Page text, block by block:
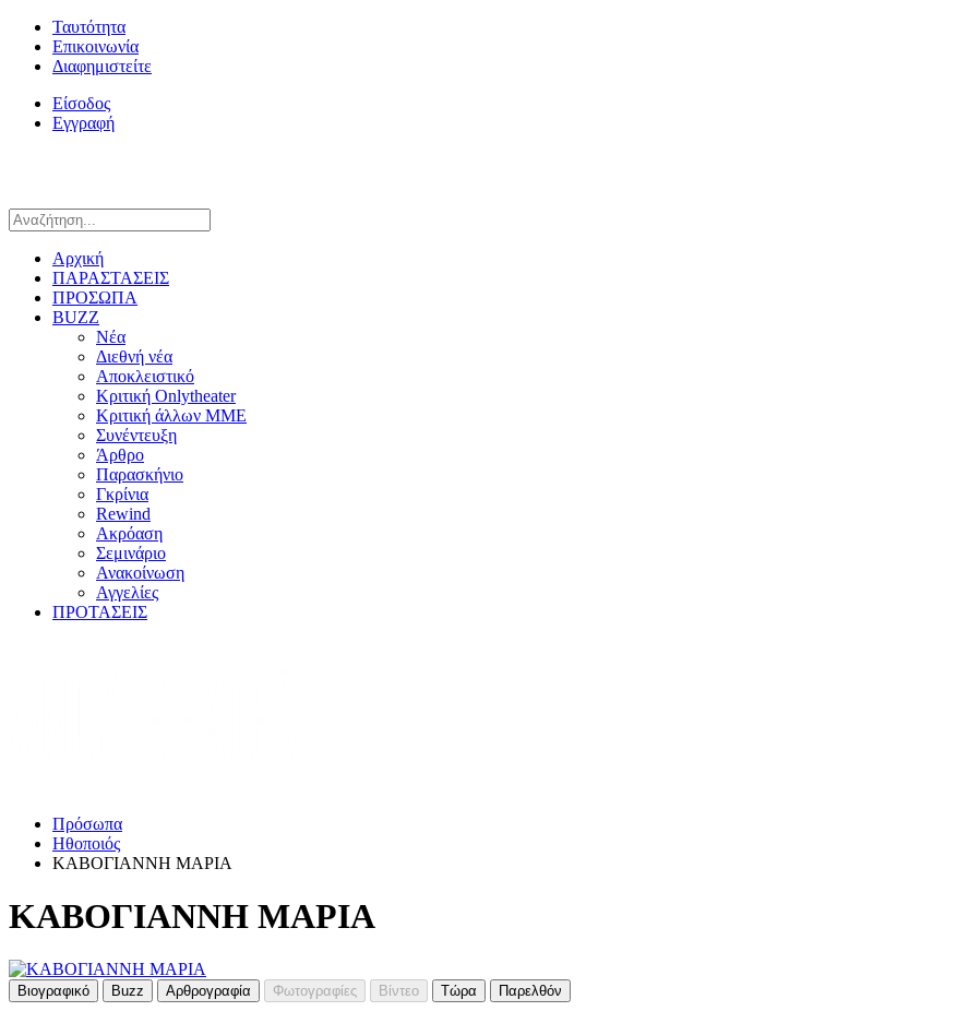
Ταυτότητα
Επικοινωνία
Διαφημιστείτε
Είσοδος
Εγγραφή
Αρχική
ΠΑΡΑΣΤΑΣΕΙΣ
ΠΡΟΣΩΠΑ
BUZZ
Νέα
Διεθνή νέα
Αποκλειστικό
Κριτική Onlytheater
Κριτική άλλων ΜΜΕ
Συνέντευξη
Άρθρο
Παρασκήνιο
Γκρίνια
Rewind
Ακρόαση
Σεμινάριο
Ανακοίνωση
Αγγελίες
ΠΡΟΤΑΣΕΙΣ
Πρόσωπα
Ηθοποιός
ΚΑΒΟΓΙΑΝΝΗ ΜΑΡΙΑ
ΚΑΒΟΓΙΑΝΝΗ ΜΑΡΙΑ
Βιογραφικό Buzz Αρθρογραφία Φωτογραφίες Βίντεο Τώρα Παρελθόν